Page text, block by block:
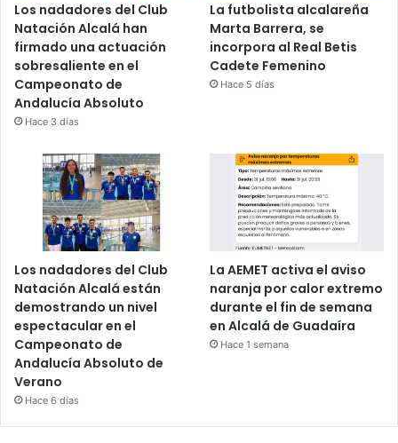
Los nadadores del Club
Natación Alcalá han
firmado una actuación
sobresaliente en el
Campeonato de
Andalucía Absoluto
Hace 3 días
La futbolista alcalareña
Marta Barrera, se
incorpora al Real Betis
Cadete Femenino
Hace 5 días
Los nadadores del Club
Natación Alcalá están
demostrando un nivel
espectacular en el
Campeonato de
Andalucía Absoluto de
Verano
Hace 6 días
La AEMET activa el aviso
naranja por calor extremo
durante el fin de semana
en Alcalá de Guadaíra
Hace 1 semana